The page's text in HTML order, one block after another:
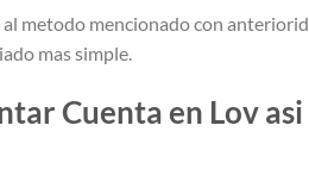
metodo mencionado con
mas simple.
Cuenta en Lov